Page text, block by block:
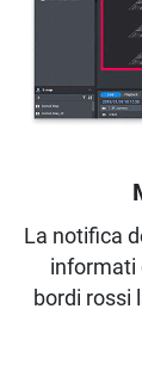
La notifica
informati
bordi rossi